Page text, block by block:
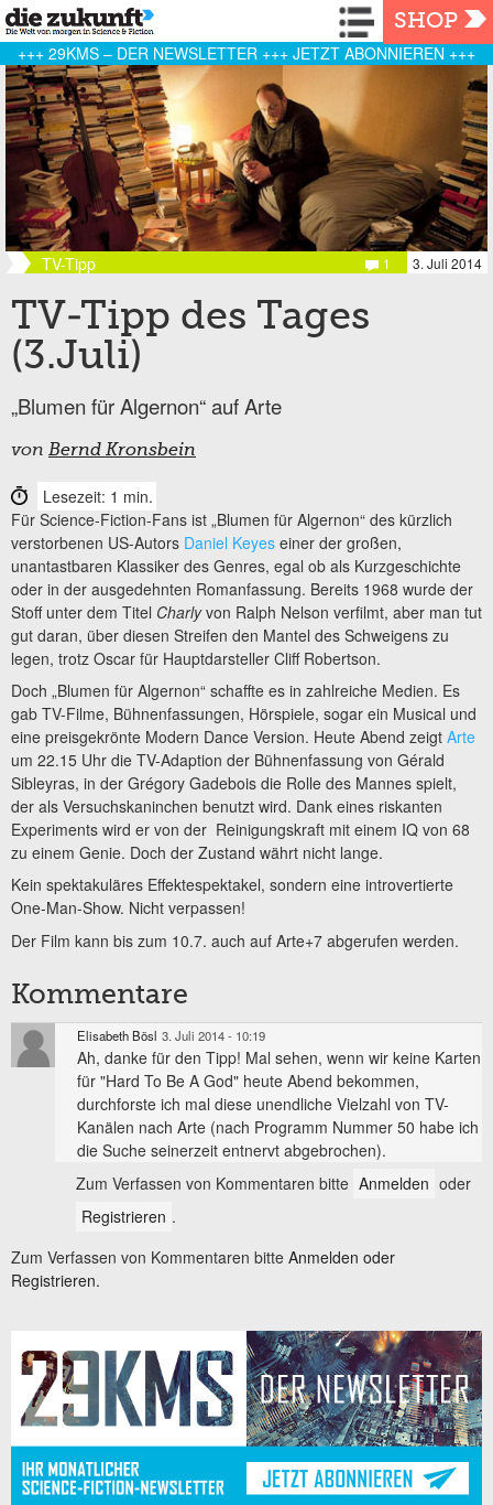
Navigation
SHOP
+++ 29KMS – DER NEWSLETTER +++ JETZT ABONNIEREN +++
TV-Tipp 3. Juli 2014
1
TV-Tipp des Tages
(3.Juli)
„Blumen für Algernon“ auf Arte
von Bernd Kronsbein
Lesezeit: 1 min.
Für Science-Fiction-Fans ist „Blumen für Algernon“ des kürzlich
verstorbenen US-Autors Daniel Keyes einer der großen,
unantastbaren Klassiker des Genres, egal ob als Kurzgeschichte
oder in der ausgedehnten Romanfassung. Bereits 1968 wurde der
Stoff unter dem Titel Charlyvon Ralph Nelson verfilmt, aber man tut
gut daran, über diesen Streifen den Mantel des Schweigens zu
legen, trotz Oscar für Hauptdarsteller Cliff Robertson.
Doch „Blumen für Algernon“ schaffte es in zahlreiche Medien. Es
gab TV-Filme, Bühnenfassungen, Hörspiele, sogar ein Musical und
eine preisgekrönte Modern Dance Version. Heute Abend zeigt Arte
um 22.15 Uhr die TV-Adaption der Bühnenfassung von Gérald
Sibleyras, in der Grégory Gadebois die Rolle des Mannes spielt,
der als Versuchskaninchen benutzt wird. Dank eines riskanten
Experiments wird er von der Reinigungskraft mit einem IQ von 68
zu einem Genie. Doch der Zustand währt nicht lange.
Kein spektakuläres Effektespektakel, sondern eine introvertierte
One-Man-Show. Nicht verpassen!
Der Film kann bis zum 10.7. auch auf Arte+7 abgerufen werden.
Kommentare
Elisabeth Bösl 3. Juli 2014 - 10:19
Ah, danke für den Tipp! Mal sehen, wenn wir keine Karten
für "Hard To Be A God" heute Abend bekommen,
durchforste ich mal diese unendliche Vielzahl von TV-
Kanälen nach Arte (nach Programm Nummer 50 habe ich
die Suche seinerzeit entnervt abgebrochen).
Zum Verfassen von Kommentaren bitte Anmelden oder
Registrieren .
Zum Verfassen von Kommentaren bitte Anmelden oder
Registrieren.